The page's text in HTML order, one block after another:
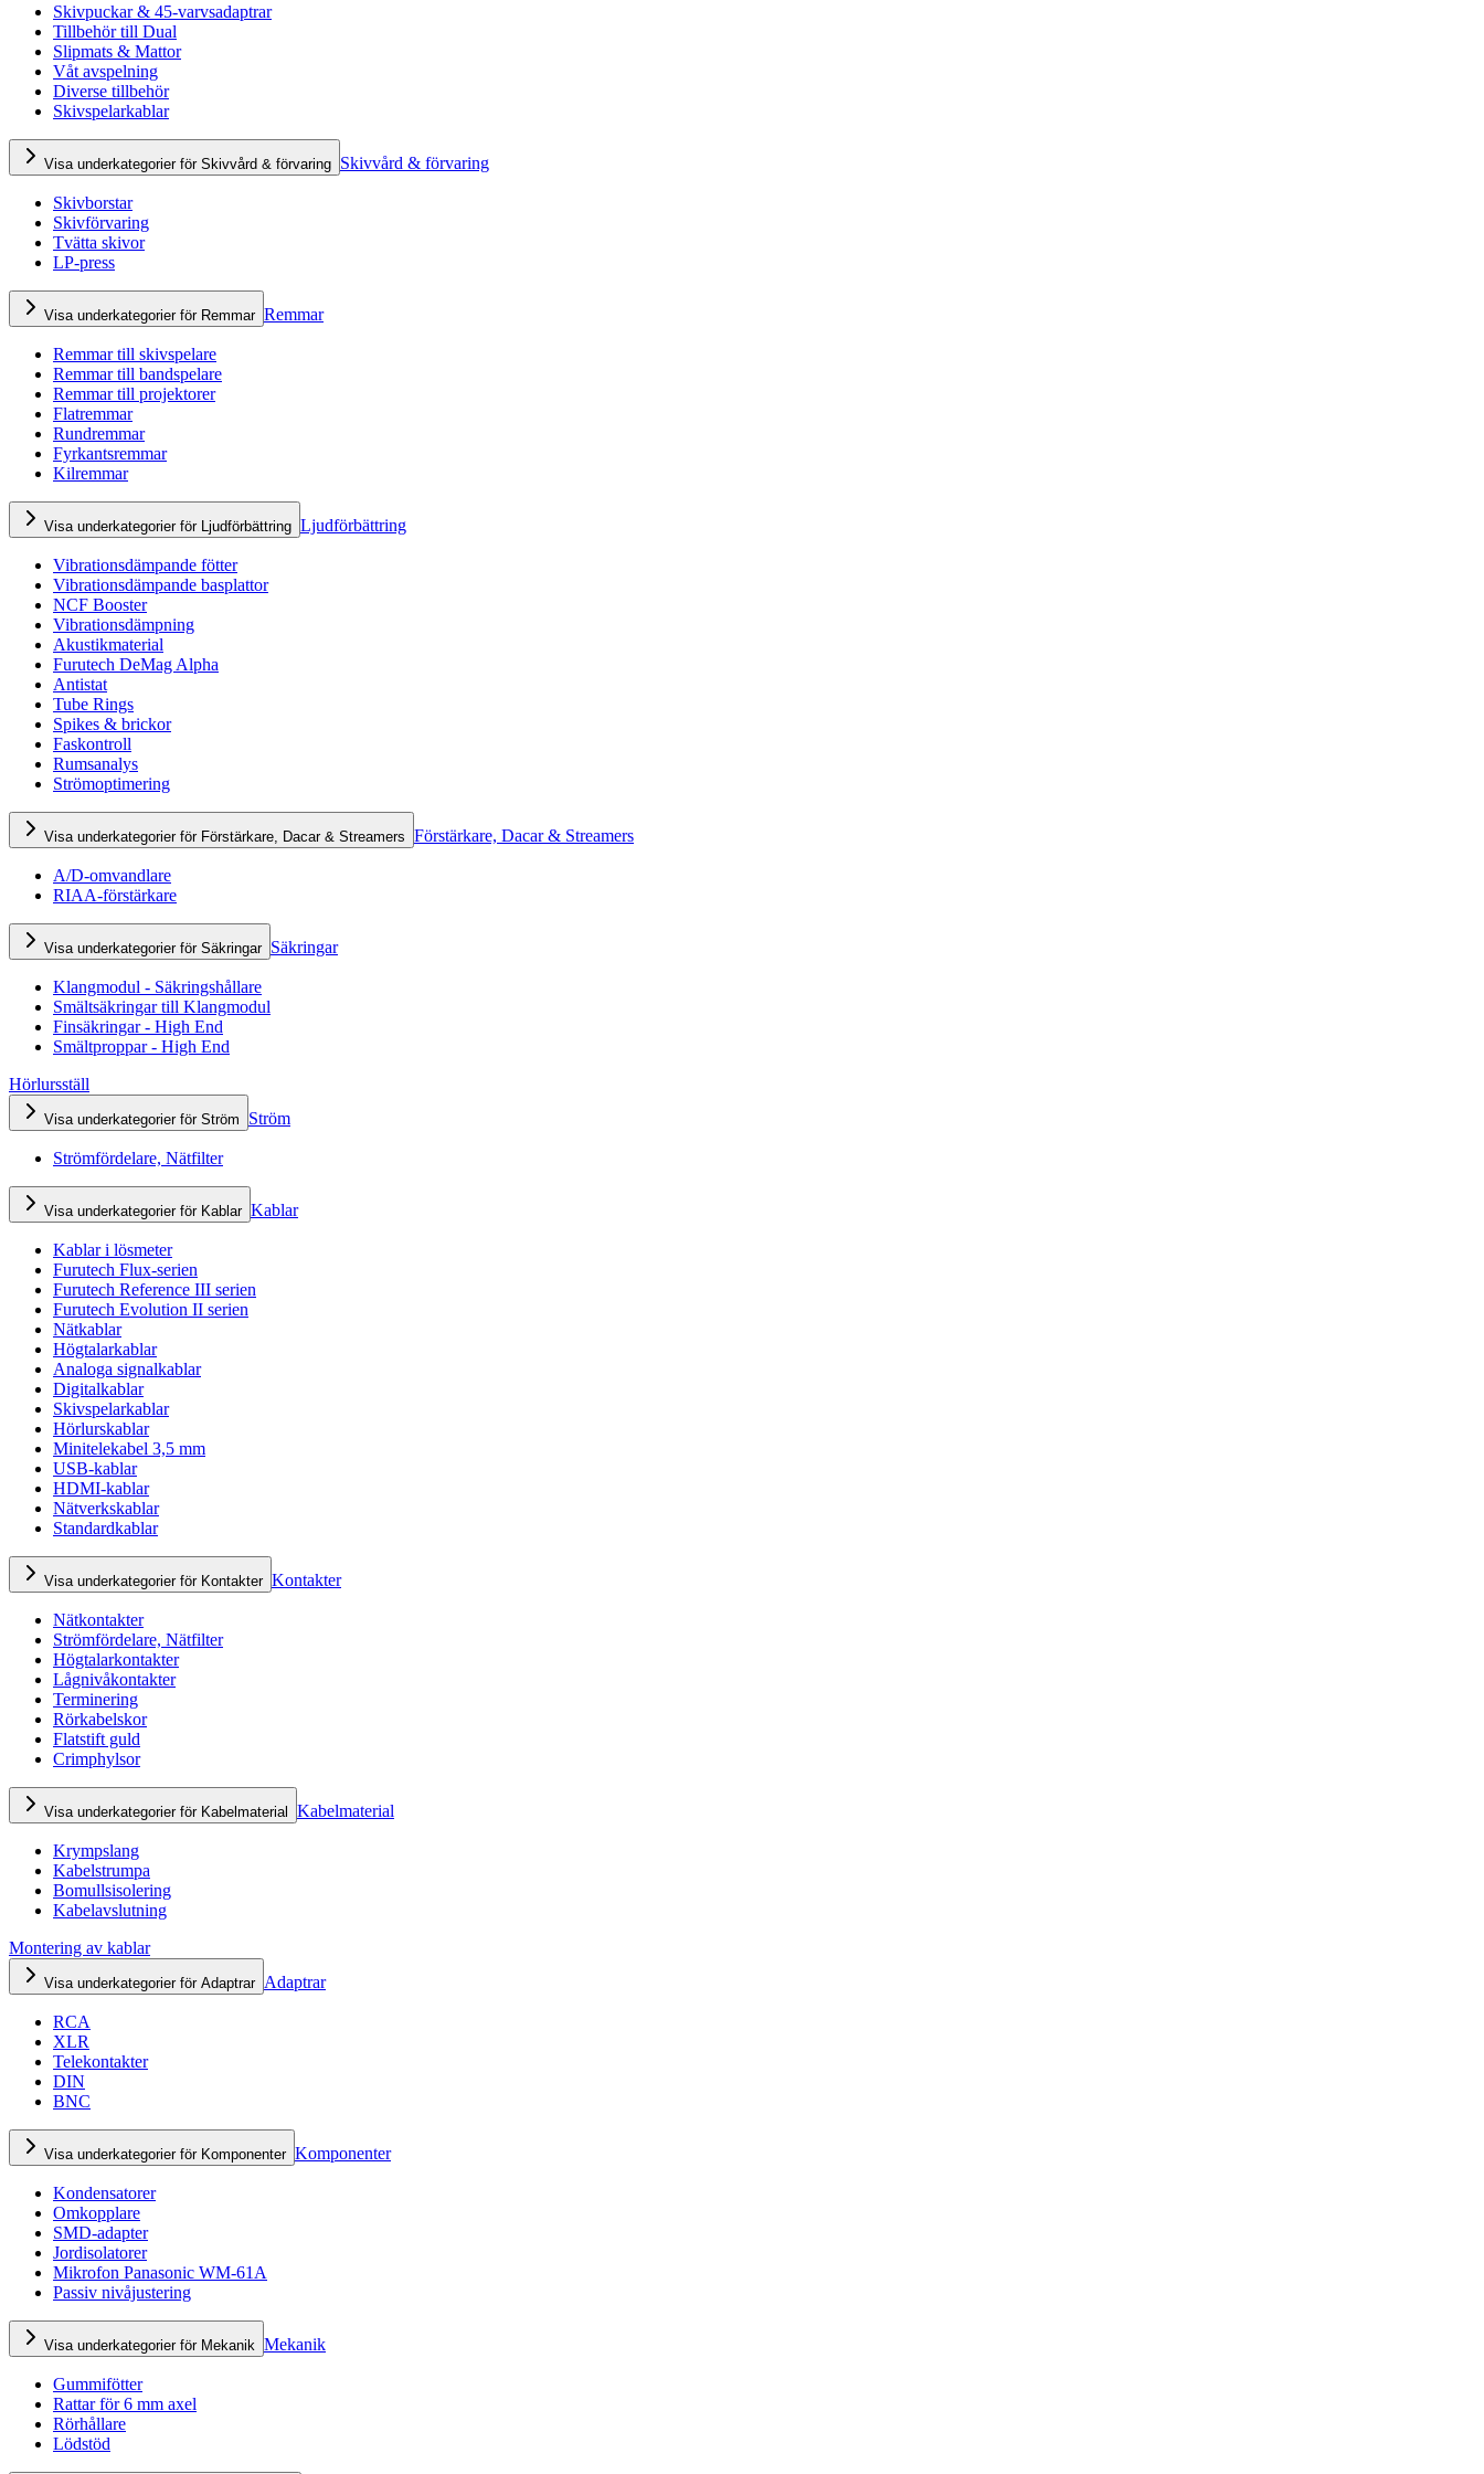
Skivpuckar & 45-varvsadaptrar
Tillbehör till Dual
Slipmats & Mattor
Våt avspelning
Diverse tillbehör
Skivspelarkablar
Visa underkategorier för Skivvård & förvaring Skivvård & förvaring
Skivborstar
Skivförvaring
Tvätta skivor
LP-press
Visa underkategorier för Remmar Remmar
Remmar till skivspelare
Remmar till bandspelare
Remmar till projektorer
Flatremmar
Rundremmar
Fyrkantsremmar
Kilremmar
Visa underkategorier för Ljudförbättring Ljudförbättring
Vibrationsdämpande fötter
Vibrationsdämpande basplattor
NCF Booster
Vibrationsdämpning
Akustikmaterial
Furutech DeMag Alpha
Antistat
Tube Rings
Spikes & brickor
Faskontroll
Rumsanalys
Strömoptimering
Visa underkategorier för Förstärkare, Dacar & Streamers Förstärkare, Dacar & Streamers
A/D-omvandlare
RIAA-förstärkare
Visa underkategorier för Säkringar Säkringar
Klangmodul - Säkringshållare
Smältsäkringar till Klangmodul
Finsäkringar - High End
Smältproppar - High End
Hörlursställ
Visa underkategorier för Ström Ström
Strömfördelare, Nätfilter
Visa underkategorier för Kablar Kablar
Kablar i lösmeter
Furutech Flux-serien
Furutech Reference III serien
Furutech Evolution II serien
Nätkablar
Högtalarkablar
Analoga signalkablar
Digitalkablar
Skivspelarkablar
Hörlurskablar
Minitelekabel 3,5 mm
USB-kablar
HDMI-kablar
Nätverkskablar
Standardkablar
Visa underkategorier för Kontakter Kontakter
Nätkontakter
Strömfördelare, Nätfilter
Högtalarkontakter
Lågnivåkontakter
Terminering
Rörkabelskor
Flatstift guld
Crimphylsor
Visa underkategorier för Kabelmaterial Kabelmaterial
Krympslang
Kabelstrumpa
Bomullsisolering
Kabelavslutning
Montering av kablar
Visa underkategorier för Adaptrar Adaptrar
RCA
XLR
Telekontakter
DIN
BNC
Visa underkategorier för Komponenter Komponenter
Kondensatorer
Omkopplare
SMD-adapter
Jordisolatorer
Mikrofon Panasonic WM-61A
Passiv nivåjustering
Visa underkategorier för Mekanik Mekanik
Gummifötter
Rattar för 6 mm axel
Rörhållare
Lödstöd